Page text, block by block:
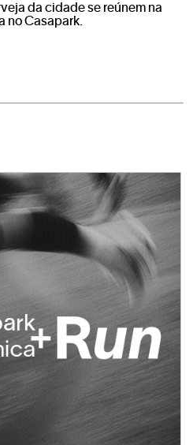
da cidade se reúnem na
no Casapark.